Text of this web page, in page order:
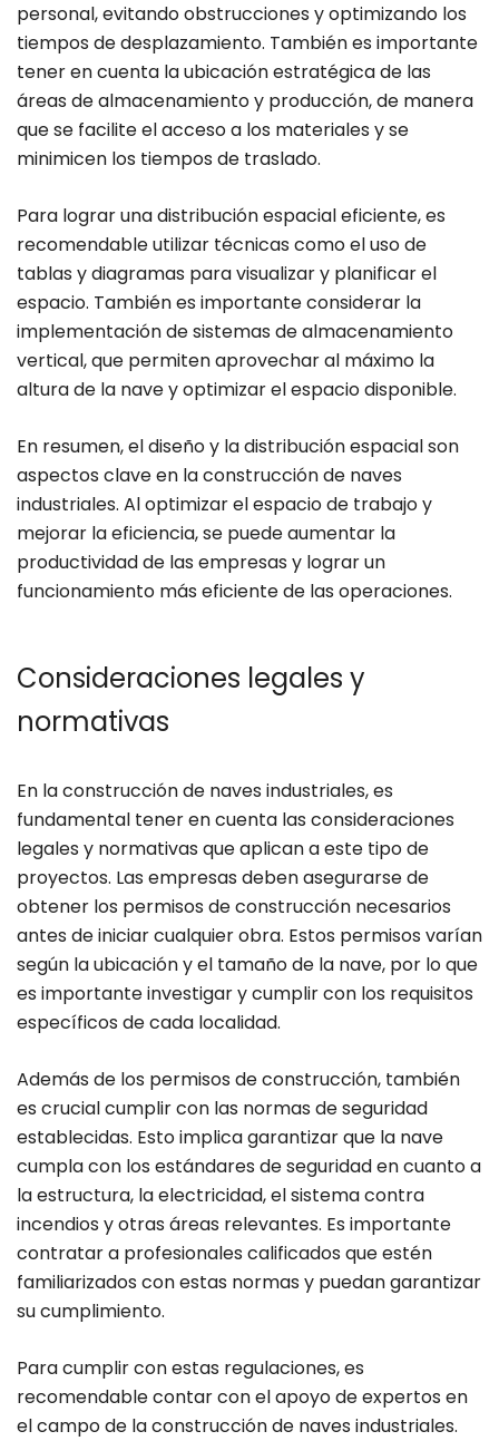
personal, evitando obstrucciones y optimizando los
tiempos de desplazamiento. También es importante
tener en cuenta la ubicación estratégica de las
áreas de almacenamiento y producción, de manera
que se facilite el acceso a los materiales y se
minimicen los tiempos de traslado.
Para lograr una distribución espacial eficiente, es
recomendable utilizar técnicas como el uso de
tablas y diagramas para visualizar y planificar el
espacio. También es importante considerar la
implementación de sistemas de almacenamiento
vertical, que permiten aprovechar al máximo la
altura de la nave y optimizar el espacio disponible.
En resumen, el diseño y la distribución espacial son
aspectos clave en la construcción de naves
industriales. Al optimizar el espacio de trabajo y
mejorar la eficiencia, se puede aumentar la
productividad de las empresas y lograr un
funcionamiento más eficiente de las operaciones.
Consideraciones legales y
normativas
En la construcción de naves industriales, es
fundamental tener en cuenta las consideraciones
legales y normativas que aplican a este tipo de
proyectos. Las empresas deben asegurarse de
obtener los permisos de construcción necesarios
antes de iniciar cualquier obra. Estos permisos varían
según la ubicación y el tamaño de la nave, por lo que
es importante investigar y cumplir con los requisitos
específicos de cada localidad.
Además de los permisos de construcción, también
es crucial cumplir con las normas de seguridad
establecidas. Esto implica garantizar que la nave
cumpla con los estándares de seguridad en cuanto a
la estructura, la electricidad, el sistema contra
incendios y otras áreas relevantes. Es importante
contratar a profesionales calificados que estén
familiarizados con estas normas y puedan garantizar
su cumplimiento.
Para cumplir con estas regulaciones, es
recomendable contar con el apoyo de expertos en
el campo de la construcción de naves industriales.